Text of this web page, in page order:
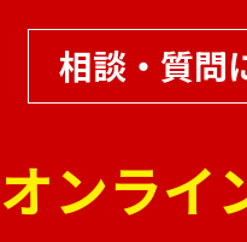
相談・質問
オンライ